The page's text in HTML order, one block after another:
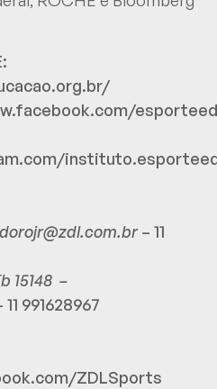
dorojr@zdl.com.br– 11
15148 –
11 991628967
ZDLSports